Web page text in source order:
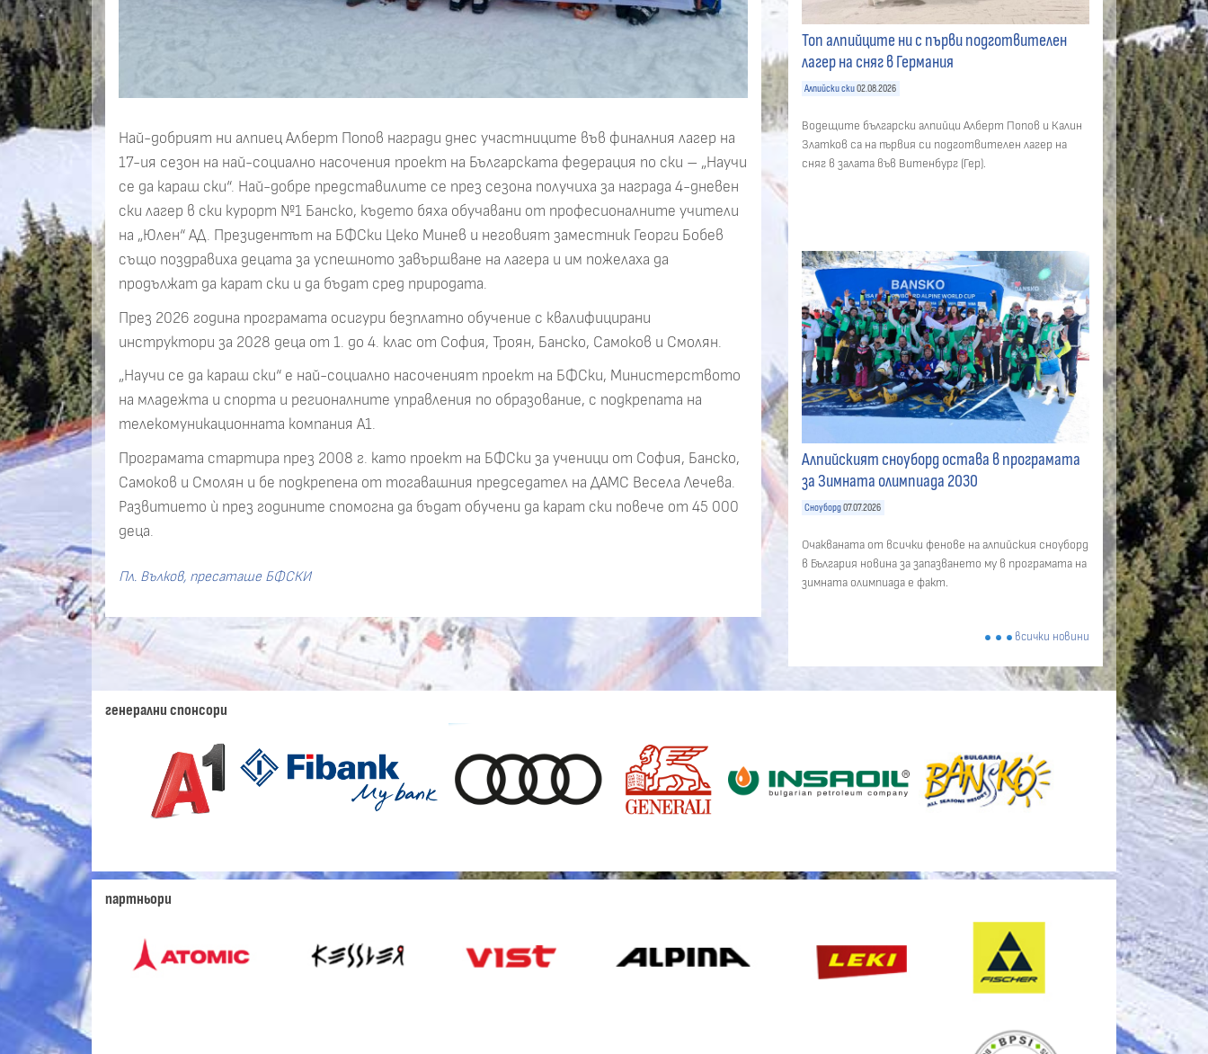
Най-добрият ни алпиец Алберт Попов награди днес участниците във финалния лагер на
17-ия сезон на най-социално насочения проект на Българската федерация по ски – „Научи
се да караш ски“. Най-добре представилите се през сезона получиха за награда 4-дневен
ски лагер в ски курорт №1 Банско, където бяха обучавани от професионалните учители
на „Юлен“ АД. Президентът на БФСки Цеко Минев и неговият заместник Георги Бобев
също поздравиха децата за успешното завършване на лагера и им пожелаха да
продължат да карат ски и да бъдат сред природата.
През 2026 година програмата осигури безплатно обучение с квалифицирани
инструктори за 2028 деца от 1. до 4. клас от София, Троян, Банско, Самоков и Смолян.
„Научи се да караш ски“ е най-социално насоченият проект на БФСки, Министерството
на младежта и спорта и регионалните управления по образование, с подкрепата на
телекомуникационната компания А1.
Програмата стартира през 2008 г. като проект на БФСки за ученици от София, Банско,
Самоков и Смолян и бе подкрепена от тогавашния председател на ДАМС Весела Лечева.
Развитието ѝ през годините спомогна да бъдат обучени да карат ски повече от 45 000
деца.
Пл. Вълков, пресаташе БФСКИ
Топ алпийците ни с първи подготвителен
лагер на сняг в Германия
Алпийски ски 02.08.2026
Водещите български алпийци Алберт Попов и Калин
Златков са на първия си подготвителен лагер на
сняг в залата във Витенбург (Гер).
Алпийският сноуборд остава в програмата
за Зимната олимпиада 2030
Сноуборд 07.07.2026
Очакваната от всички фенове на алпийския сноуборд
в България новина за запазването му в програмата на
зимната олимпиада е факт.
всички новини
генерални спонсори
партньори